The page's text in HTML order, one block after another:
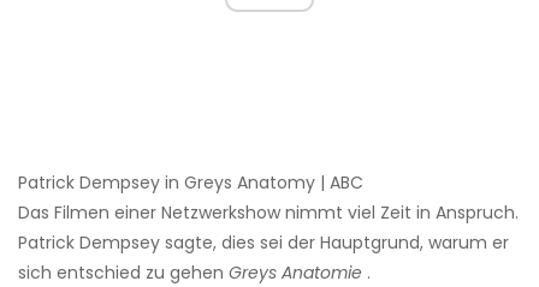
Patrick Dempsey in Greys Anatomy | ABC
Das Filmen einer Netzwerkshow nimmt viel Zeit in Anspruch.
Patrick Dempsey sagte, dies sei der Hauptgrund, warum er
sich entschied zu gehen Greys Anatomie .